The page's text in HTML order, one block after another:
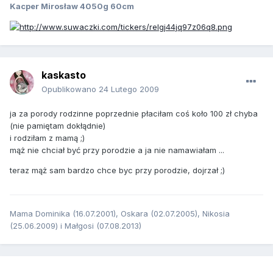
Kacper Mirosław 4050g 60cm
kaskasto
Opublikowano 24 Lutego 2009
ja za porody rodzinne poprzednie płaciłam coś koło 100 zł chyba
(nie pamiętam dokłądnie)
i rodziłam z mamą ;)
mąż nie chciał być przy porodzie a ja nie namawiałam ...
teraz mąż sam bardzo chce byc przy porodzie, dojrzał ;)
Mama Dominika (16.07.2001), Oskara (02.07.2005), Nikosia
(25.06.2009) i Małgosi (07.08.2013)